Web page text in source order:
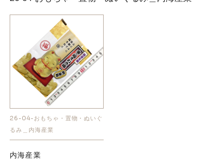
金井産業の強み
マルキン印
庖斬巴
お知らせ
26-04-おもちゃ・置物・ぬいぐ
るみ＿内海産業
内海産業